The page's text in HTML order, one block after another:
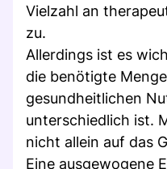
Vielzahl an
zu.
Allerdings ist es
die benötigte
gesundheitlichen
unterschiedlich ist.
nicht allein auf das
Eine ausgewogene